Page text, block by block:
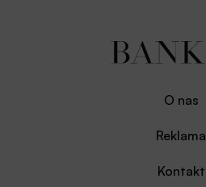
O nas
Reklama
Kontakt